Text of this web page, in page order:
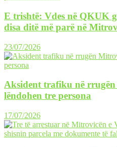
E trishtë: Vdes në QKUK
disa ditë më parë në
23/07/2026
Aksident trafiku në
lëndohen tre persona
17/07/2026